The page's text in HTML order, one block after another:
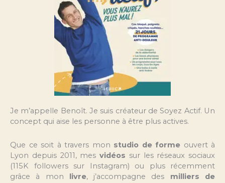
Je m’appelle Benoît. Je suis créateur de Soyez Actif. Un
concept qui aise les personne à être plus actives.
Que ce soit à travers mon studio de forme ouvert à
Lyon depuis 2011, mes vidéos sur les réseaux sociaux
(115K followers sur Instagram) ou plus récemment
grâce à mon livre, j’accompagne des milliers de